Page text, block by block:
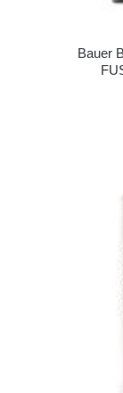
Bauer